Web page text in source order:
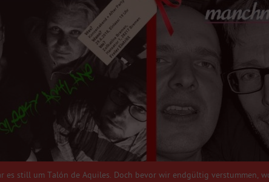
es still um Talón de Aquiles. Doch bevor wir endgültig verstummen,